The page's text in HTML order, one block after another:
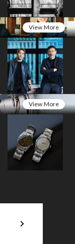
View More
View More